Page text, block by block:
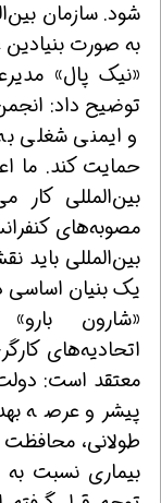
شود. سازمان
به صورت
«نیک پال»
توضیح داد:
و ایمنی شغلی
حمایت کند. ما
بین‌المللی
بین‌المللی باید
یک بنیان اساسی
«شارون بارو»
اتحادیه‌های
معتقد است:
پیشرو عرصه
طولانی، محافظت
بیماری نسبت